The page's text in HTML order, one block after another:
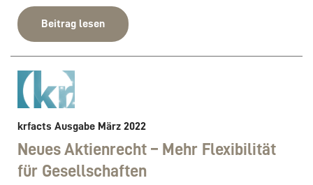
Beitrag lesen
krfacts Ausgabe März 2022
Neues Aktienrecht – Mehr Flexibilität
für Gesellschaften